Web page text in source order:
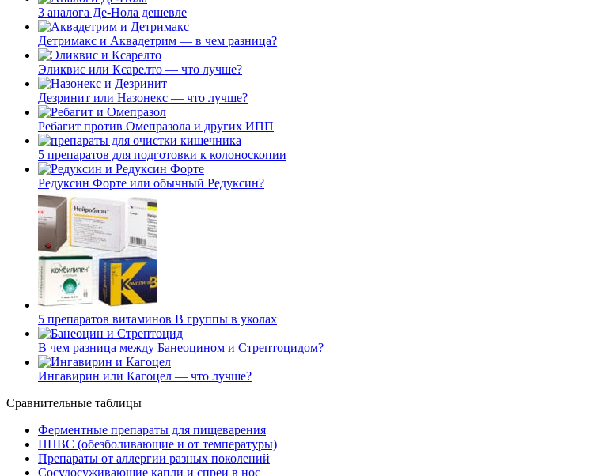
3 аналога Де-Нола дешевле
Детримакс и Аквадетрим — в чем разница?
Эликвис или Ксарелто — что лучше?
Дезринит или Назонекс — что лучше?
Ребагит против Омепразола и других ИПП
5 препаратов для подготовки к колоноскопии
Редуксин Форте или обычный Редуксин?
5 препаратов витаминов В группы в уколах
В чем разница между Банеоцином и Стрептоцидом?
Ингавирин или Кагоцел — что лучше?
Сравнительные таблицы
Ферментные препараты для пищеварения
НПВС (обезболивающие и от температуры)
Препараты от аллергии разных поколений
Сосудосуживающие капли и спреи в нос